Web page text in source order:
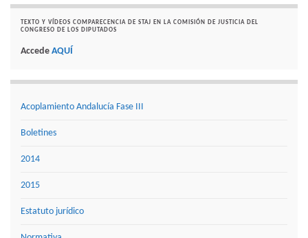
TEXTO Y VÍDEOS COMPARECENCIA DE STAJ EN LA COMISIÓN DE JUSTICIA DEL
CONGRESO DE LOS DIPUTADOS
Accede AQUÍ
Acoplamiento Andalucía Fase III
Boletines
2014
2015
Estatuto jurídico